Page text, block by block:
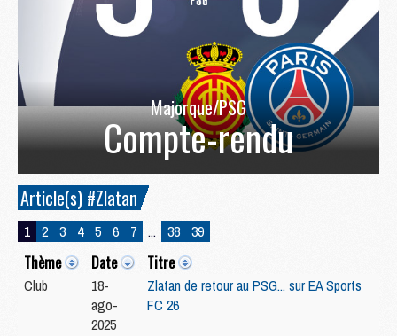
Majorque/PSG
Compte-rendu
Article(s) #Zlatan
1 2 3 4 5 6 7 ... 38 39
Thème Date Titre
Club
18-
ago-
2025
Zlatan de retour au PSG... sur EA Sports
FC 26